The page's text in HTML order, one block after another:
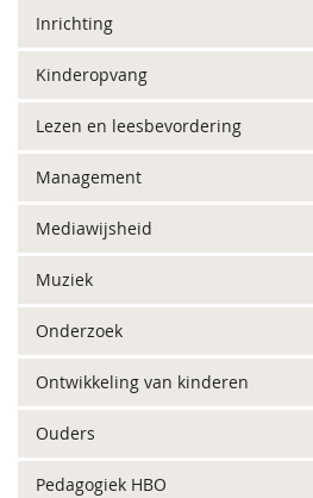
Inrichting
Kinderopvang
Lezen en leesbevordering
Management
Mediawijsheid
Muziek
Onderzoek
Ontwikkeling van kinderen
Ouders
Pedagogiek HBO